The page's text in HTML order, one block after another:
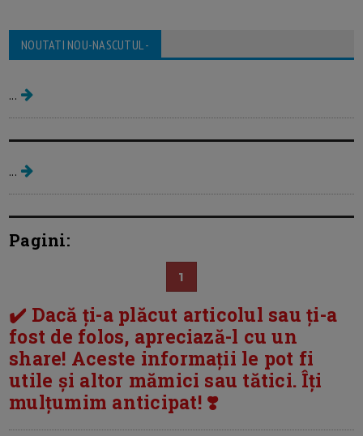
NOUTATI NOU-NASCUTUL -
Ghidul primelor zile de adaptare
acasa a bebelusului iubit
...
...
Pagini:
1
✔️ Dacă ți-a plăcut articolul sau ți-a
fost de folos, apreciază-l cu un
share! Aceste informații le pot fi
utile și altor mămici sau tătici. Îți
mulțumim anticipat! ❣️